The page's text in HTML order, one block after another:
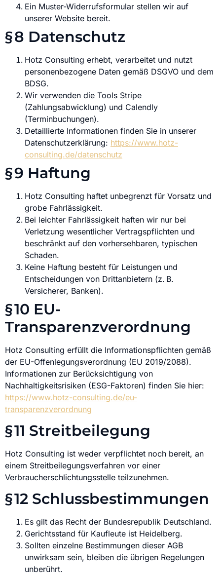
Ein Muster-Widerrufsformular stellen wir auf
unserer Website bereit.
§ 8 Datenschutz
Hotz Consulting erhebt, verarbeitet und nutzt
personenbezogene Daten gemäß DSGVO und dem
BDSG.
Wir verwenden die Tools Stripe
(Zahlungsabwicklung) und Calendly
(Terminbuchungen).
Detaillierte Informationen finden Sie in unserer
Datenschutzerklärung: https://www.hotz-
consulting.de/datenschutz
§ 9 Haftung
Hotz Consulting haftet unbegrenzt für Vorsatz und
grobe Fahrlässigkeit.
Bei leichter Fahrlässigkeit haften wir nur bei
Verletzung wesentlicher Vertragspflichten und
beschränkt auf den vorhersehbaren, typischen
Schaden.
Keine Haftung besteht für Leistungen und
Entscheidungen von Drittanbietern (z. B.
Versicherer, Banken).
§ 10 EU-
Transparenzverordnung
Hotz Consulting erfüllt die Informationspflichten gemäß
der EU-Offenlegungsverordnung (EU 2019/2088).
Informationen zur Berücksichtigung von
Nachhaltigkeitsrisiken (ESG-Faktoren) finden Sie hier:
https://www.hotz-consulting.de/eu-
transparenzverordnung
§ 11 Streitbeilegung
Hotz Consulting ist weder verpflichtet noch bereit, an
einem Streitbeilegungsverfahren vor einer
Verbraucherschlichtungsstelle teilzunehmen.
§ 12 Schlussbestimmungen
Es gilt das Recht der Bundesrepublik Deutschland.
Gerichtsstand für Kaufleute ist Heidelberg.
Sollten einzelne Bestimmungen dieser AGB
unwirksam sein, bleiben die übrigen Regelungen
unberührt.